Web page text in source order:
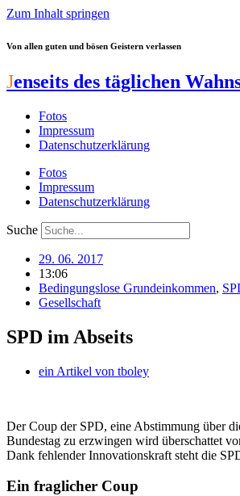
Zum Inhalt springen
Von allen guten und bösen Geistern verlassen
Jenseits des täglichen
Fotos
Impressum
Datenschutzerklärung
Fotos
Impressum
Datenschutzerklärung
Suche
29. 06. 2017
13:06
Bedingungslose Grundeinkommen,
Gesellschaft
SPD im Abseits
ein Artikel von tboley
Der Coup der SPD, eine Abstimmung über
Bundestag zu erzwingen wird überschattet
Dank fehlender Innovationskraft steht die
Ein fraglicher Coup